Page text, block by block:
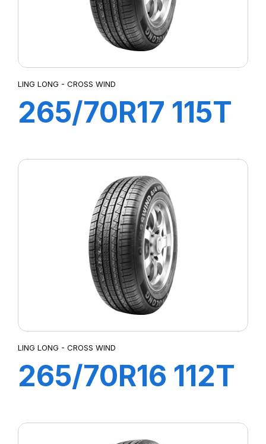
LING LONG - CROSS WIND
265/70R17 115T
A/T (OWL)
LING LONG - CROSS WIND
265/70R16 112T